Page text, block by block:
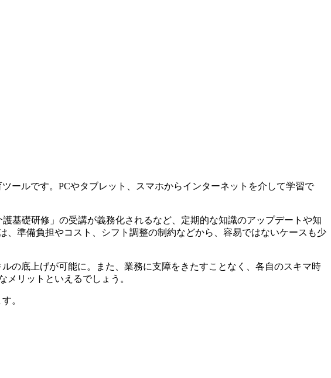
ールです。PCやタブレット、スマホからインターネットを介して学習で
基礎研修」の受講が義務化されるなど、定期的な知識のアップデートや知
準備負担やコスト、シフト調整の制約などから、容易ではないケースも少
の底上げが可能に。また、業務に支障をきたすことなく、各自のスキマ時
リットといえるでしょう。
。